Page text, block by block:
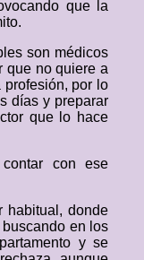
que la
son médicos
que no quiere a
por lo
días y preparar
que lo hace
con ese
habitual, donde
en los
y se